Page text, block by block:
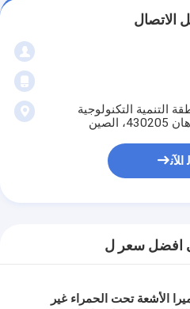
الاتصال
التنمية التكنولوجية
ﺍﻶﻧ
افضل سعر ل
الأشعة تحت الحمراء غير